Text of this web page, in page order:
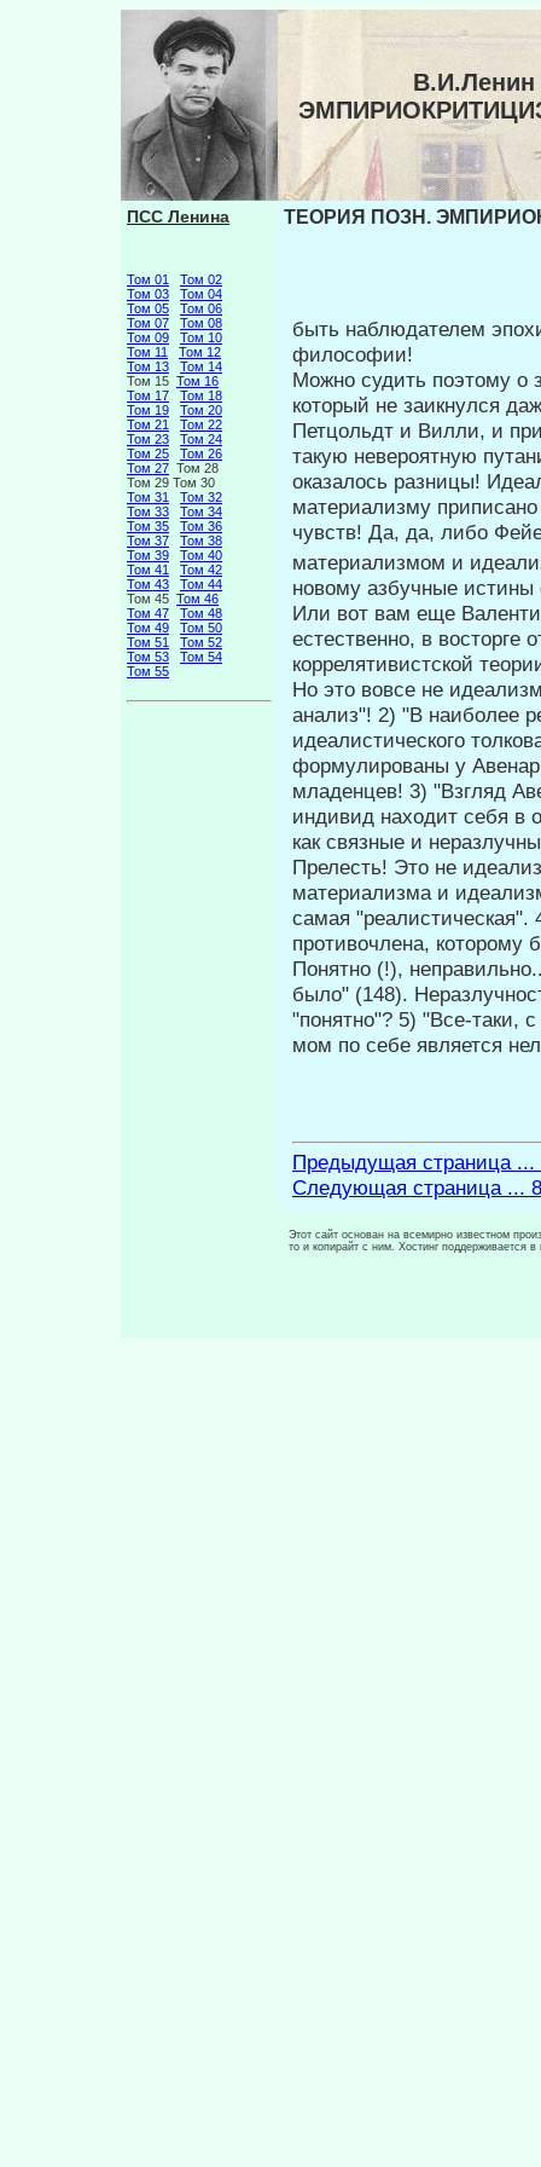
ПСС Ленина
Том 01
Том 02
Том 03
Том 04
Том 05
Том 06
Том 07
Том 08
Том 09
Том 10
Том 11
Том 12
Том 13
Том 14
Том 15 Том 16
Том 17
Том 18
Том 19
Том 20
Том 21
Том 22
Том 23
Том 24
Том 25
Том 26
Том 27 Том 28
Том 29 Том 30
Том 31
Том 32
Том 33
Том 34
Том 35
Том 36
Том 37
Том 38
Том 39
Том 40
Том 41
Том 42
Том 43
Том 44
Том 45 Том 46
Том 47
Том 48
Том 49
Том 50
Том 51
Том 52
Том 53
Том 54
Том 55
ТЕОРИЯ ПОЗН.
быть наблюдателем
филосо­фии!
Можно судить поэтому о
кото­рый не заикнулся
Петцольдт и Вилли, и
такую невероятную
оказалось разницы!
материализму
чувств! Да, да, либо
материализмом и
новому азбучные
Или вот вам еще
естественно, в восторге
коррелятивистской
Но это вовсе не
анализ"! 2) "В наиболее
идеалистического
формулированы у
младенцев! 3) "Взгляд
индивид находит себя в
как связные и
Прелесть! Это не
материализма и
самая "реалистическая".
противочлена, которому
Понятно (!),
было" (148).
"понятно"? 5) "Все-таки,
мом по себе является
Предыдущая страница ...
Следующая страница ...
Этот сайт основан на всемирно известном
то и копирайт с ним. Хостинг поддерживается